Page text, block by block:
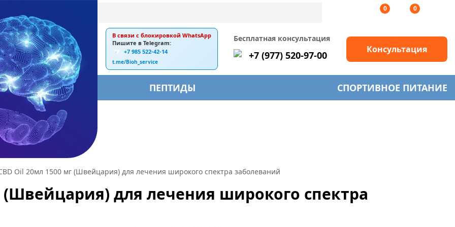
0 0
E-mail:
ankebiorus@gmail.com
В связи с блокировкой WhatsApp
Пишите в Telegram:
+7 985 522-42-14
t.me/Bioh_service
Бесплатная консультация
+7 (977) 520-97-00 Консультация
ПЕПТИДЫ СПОРТИВНОЕ ПИТАНИЕ
Oil 20мл 1500 мг (Швейцария) для лечения широкого спектра заболеваний
(Швейцария) для лечения широкого спектра